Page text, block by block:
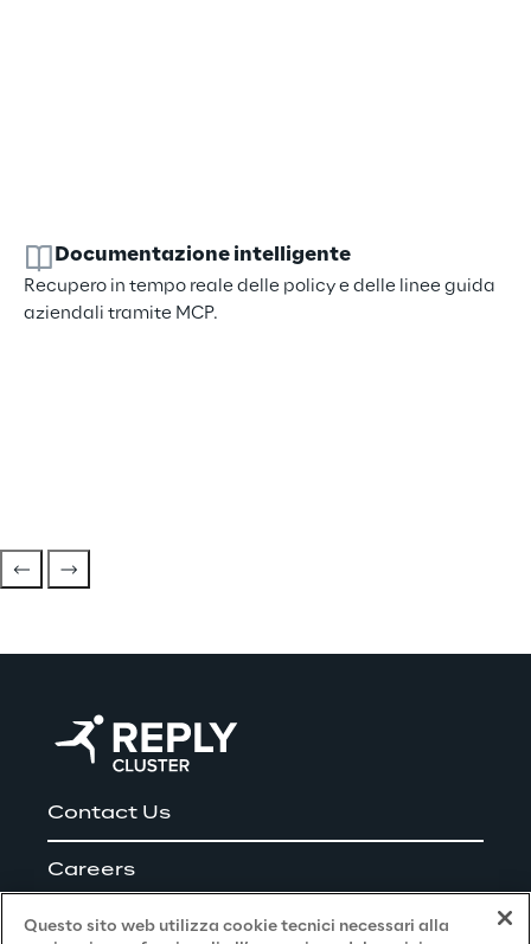
Documentazione intelligente
Recupero in tempo reale delle policy e delle linee guida
aziendali tramite MCP.
Contact Us
Careers
Questo sito web utilizza cookie tecnici necessari alla